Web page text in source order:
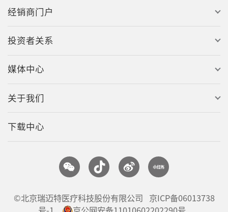
经销商门户
投资者关系
媒体中心
关于我们
下载中心
©北京瑞迈特医疗科技股份有限公司 京ICP备06013738
号-1
京公网安备11010602202290号